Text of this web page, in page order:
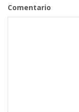
Comentario